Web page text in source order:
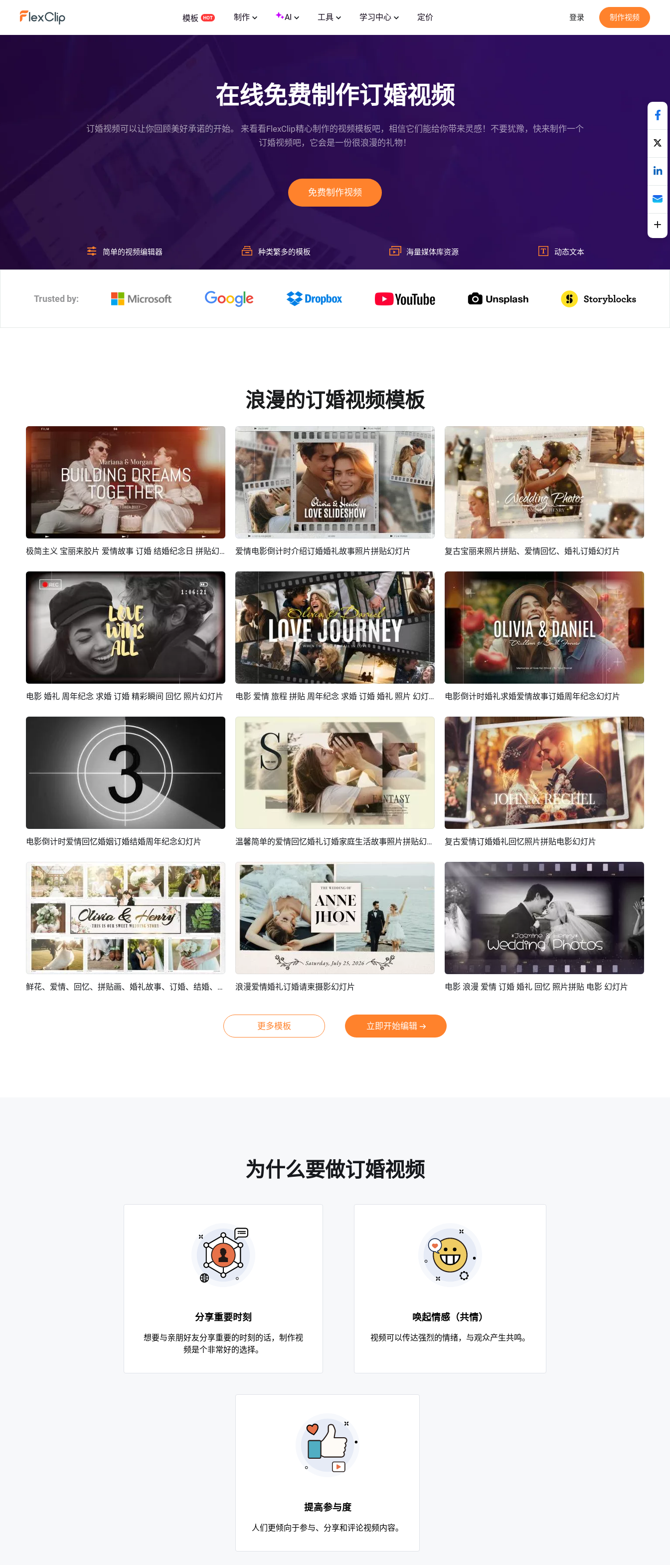
模板 制作 AI 工具 学习中心 定价 登录 制作视频
在线免费制作订婚视频
订婚视频可以让你回顾美好承诺的开始。 来看看FlexClip精心制作的视频模板吧，相信它们能给你带来灵感！不要犹豫，快来制作一个
订婚视频吧，它会是一份很浪漫的礼物！
免费制作视频
简单的视频编辑器 种类繁多的模板 海量媒体库资源 动态文本
Trusted by:
浪漫的订婚视频模板
预览 AI剪同款 极简主义 宝丽来胶片 爱情故事 订婚 结婚纪念日 拼贴幻灯片 预览 AI剪同款
爱情电影倒计时介绍订婚婚礼故事照片拼贴幻灯片 预览 AI剪同款
复古宝丽来照片拼贴、爱情回忆、婚礼订婚幻灯片
预览 AI剪同款
电影 婚礼 周年纪念 求婚 订婚 精彩瞬间 回忆 照片幻灯片 预览 AI剪同款 电影 爱情 旅程 拼贴 周年纪念 求婚 订婚 婚礼 照片 幻灯片 预览 AI剪同款
电影倒计时婚礼求婚爱情故事订婚周年纪念幻灯片
预览 AI剪同款
电影倒计时爱情回忆婚姻订婚结婚周年纪念幻灯片 预览 AI剪同款 温馨简单的爱情回忆婚礼订婚家庭生活故事照片拼贴幻灯片 预览 AI剪同款
复古爱情订婚婚礼回忆照片拼贴电影幻灯片
预览 AI剪同款 鲜花、爱情、回忆、拼贴画、婚礼故事、订婚、结婚、周年纪念幻灯片 预览 AI剪同款
浪漫爱情婚礼订婚请柬摄影幻灯片 预览 AI剪同款
电影 浪漫 爱情 订婚 婚礼 回忆 照片拼贴 电影 幻灯片
更多模板 立即开始编辑
为什么要做订婚视频
分享重要时刻
想要与亲朋好友分享重要的时刻的话，制作视
频是个非常好的选择。
唤起情感（共情）
视频可以传达强烈的情绪，与观众产生共鸣。
提高参与度
人们更倾向于参与、分享和评论视频内容。